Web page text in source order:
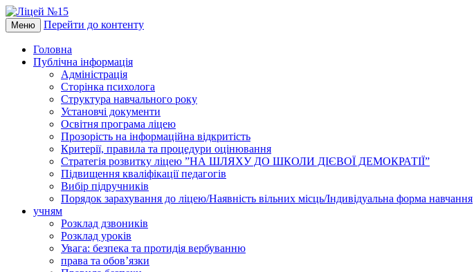
Меню Перейти до контенту
Головна
Публічна інформація
Адміністрація
Сторінка психолога
Структура навчального року
Установчі документи
Освітня програма ліцею
Прозорість на інформаційна відкритість
Критерії, правила та процедури оцінювання
Стратегія розвитку ліцею ”НА ШЛЯХУ ДО ШКОЛИ ДІЄВОЇ ДЕМОКРАТІЇ”
Підвищення кваліфікації педагогів
Вибір підручників
Порядок зарахування до ліцею/Наявність вільних місць/Індивідуальна форма навчання
учням
Розклад дзвоників
Розклад уроків
Увага: безпека та протидія вербуванню
права та обов’язки